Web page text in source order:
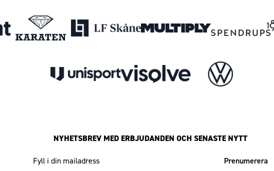
NYHETSBREV MED ERBJUDANDEN OCH SENASTE NYTT